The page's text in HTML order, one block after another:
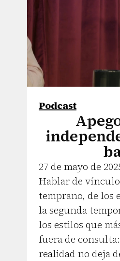
Podcast
27 de mayo de
Hablar de
temprano, de los
la segunda
los estilos que
fuera de
realidad no deja